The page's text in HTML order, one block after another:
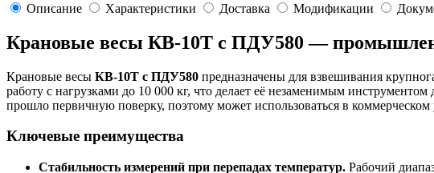
Описание
Характеристики Доставка Модификации
Крановые весы КВ-10Т с ПДУ580 —
Крановые весы КВ-10Т с ПДУ580 предназначены для взвешивания
работу с нагрузками до 10 000 кг, что делает её незаменимым
прошло первичную поверку, поэтому может использоваться в
Ключевые преимущества
Стабильность измерений при перепадах температур. Рабочий